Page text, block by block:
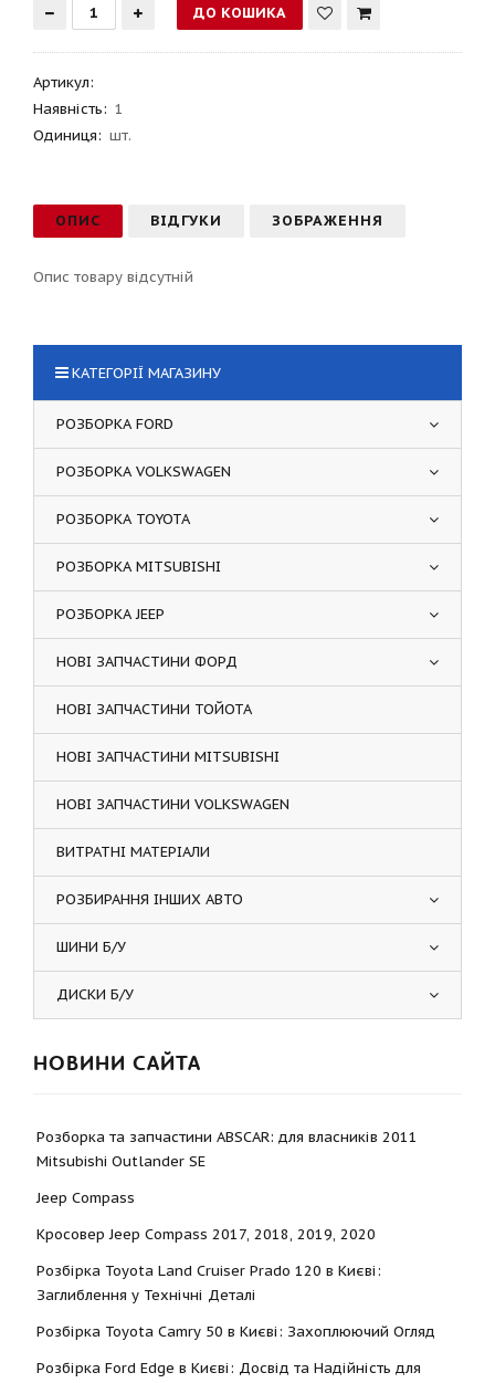
Артикул:
Наявність: 1
Одиниця: шт.
ОПИС ВІДГУКИ ЗОБРАЖЕННЯ
Опис товару відсутній
КАТЕГОРІЇ МАГАЗИНУ
РОЗБОРКА FORD
РОЗБОРКА VOLKSWAGEN
РОЗБОРКА TOYOTA
РОЗБОРКА MITSUBISHI
РОЗБОРКА JEEP
НОВІ ЗАПЧАСТИНИ ФОРД
НОВІ ЗАПЧАСТИНИ ТОЙОТА
НОВІ ЗАПЧАСТИНИ MITSUBISHI
НОВІ ЗАПЧАСТИНИ VOLKSWAGEN
ВИТРАТНІ МАТЕРІАЛИ
РОЗБИРАННЯ ІНШИХ АВТО
ШИНИ Б/У
ДИСКИ Б/У
НОВИНИ САЙТА
Розборка та запчастини ABSCAR: для власників 2011
Mitsubishi Outlander SE
Jeep Compass
Кросовер Jeep Compass 2017, 2018, 2019, 2020
Розбірка Toyota Land Cruiser Prado 120 в Києві:
Заглиблення у Технічні Деталі
Розбірка Toyota Camry 50 в Києві: Захоплюючий Огляд
Розбірка Ford Edge в Києві: Досвід та Надійність для